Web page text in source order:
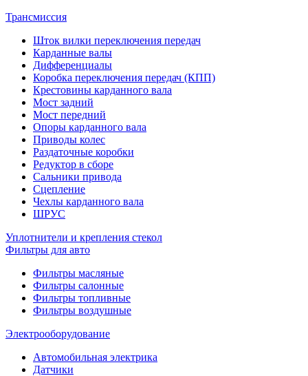
Трансмиссия
Шток вилки переключения передач
Карданные валы
Дифференциалы
Коробка переключения передач (КПП)
Крестовины карданного вала
Мост задний
Мост передний
Опоры карданного вала
Приводы колес
Раздаточные коробки
Редуктор в сборе
Сальники привода
Сцепление
Чехлы карданного вала
ШРУС
Уплотнители и крепления стекол
Фильтры для авто
Фильтры масляные
Фильтры салонные
Фильтры топливные
Фильтры воздушные
Электрооборудование
Автомобильная электрика
Датчики